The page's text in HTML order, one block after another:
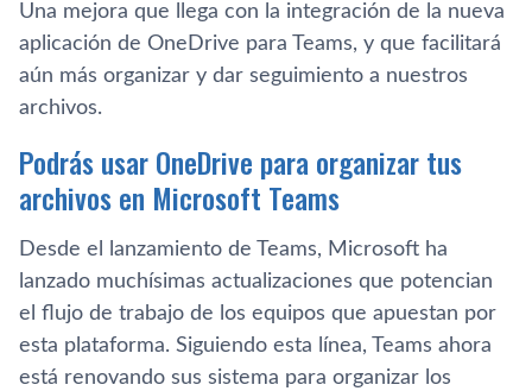
Una mejora que llega con la integración de la nueva
aplicación de OneDrive para Teams, y que facilitará
aún más organizar y dar seguimiento a nuestros
archivos.
Podrás usar OneDrive para organizar tus
archivos en Microsoft Teams
Desde el lanzamiento de Teams, Microsoft ha
lanzado muchísimas actualizaciones que potencian
el flujo de trabajo de los equipos que apuestan por
esta plataforma. Siguiendo esta línea, Teams ahora
está renovando sus sistema para organizar los